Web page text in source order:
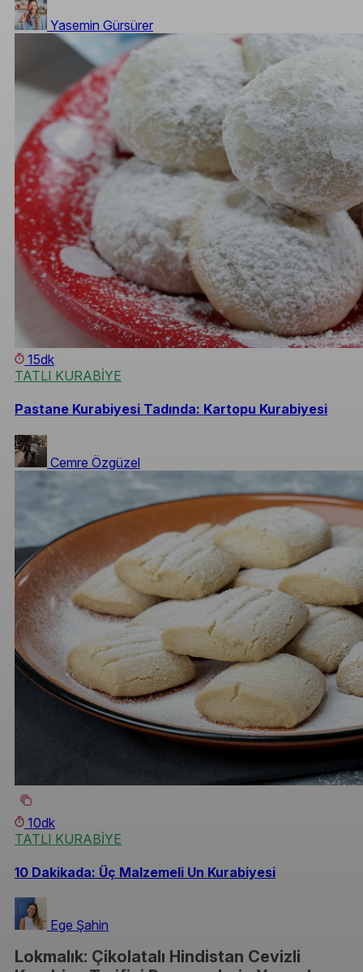
Yasemin Gürsürer
15dk
TATLI KURABİYE
Pastane Kurabiyesi Tadında: Kartopu Kurabiyesi
Cemre Özgüzel
10dk
TATLI KURABİYE
10 Dakikada: Üç Malzemeli Un Kurabiyesi
Ege Şahin
Lokmalık: Çikolatalı Hindistan Cevizli